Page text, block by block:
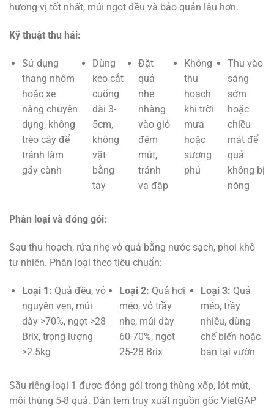
hương vị tốt nhất, múi ngọt đều và bảo quản lâu hơn.
Kỹ thuật thu hái:
Sử dụng
thang nhôm
hoặc xe
nâng chuyên
dụng, không
trèo cây để
tránh làm
gãy cành
Dùng
kéo cắt
cuống
dài 3-
5cm,
không
vặt
bằng
tay
Đặt
quả
nhẹ
nhàng
vào giỏ
đệm
mút,
tránh
va đập
Không
thu
hoạch
khi trời
mưa
hoặc
sương
phủ
Thu vào
sáng
sớm
hoặc
chiều
mát để
quả
không bị
nóng
Phân loại và đóng gói:
Sau thu hoạch, rửa nhẹ vỏ quả bằng nước sạch, phơi khô
tự nhiên. Phân loại theo tiêu chuẩn:
Loại 1: Quả đều, vỏ
nguyên vẹn, múi
dày >70%, ngọt >28
Brix, trọng lượng
>2.5kg
Loại 2: Quả hơi
méo, vỏ trầy
nhẹ, múi dày
60-70%, ngọt
25-28 Brix
Loại 3: Quả
méo, trầy
nhiều, dùng
chế biến hoặc
bán tại vườn
Sầu riêng loại 1 được đóng gói trong thùng xốp, lót mút,
mỗi thùng 5-8 quả. Dán tem truy xuất nguồn gốc VietGAP